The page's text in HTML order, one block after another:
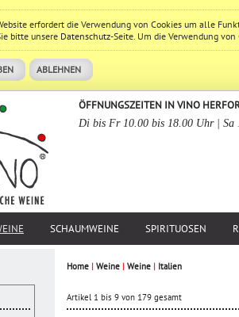
erfordert die Verwendung von Cookies um alle
bitte unsere Datenschutz-Seite. Um die Verwendung
ABLEHNEN
ÖFFNUNGSZEITEN IN VINO
Di bis Fr 10.00 bis 18.00 Uhr | Sa
SCHAUMWEINE SPIRITUOSEN
Home | Weine | Weine | Italien
Artikel 1 bis 9 von 179 gesamt